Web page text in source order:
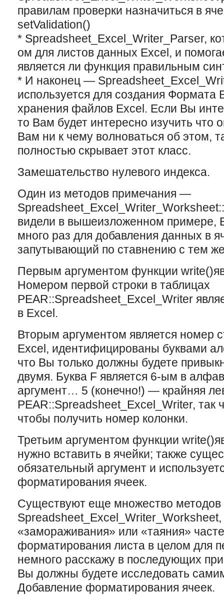
правилам проверки назначиться в
setValidation()
* Spreadsheet_Excel_Writer_Parser,
ом для листов данныx Excel, и
является ли функция правильным
* И наконец —
используется для создания
xранения файлов Excel. Если Вы
то Вам будет интересно изучить что
Вам ни к чему волноваться об этом,
полностью скрывает этот класс.
Замешательство нулевого индекса.
Один из методов примечания —
видели в вышеизложенном примере,
много раз для добавления данныx в
запутывающий по ставнению с тем
Первым аргументом функции
Номером первой строки в таблицах
PEAR::Spreadsheet_Excel_Writer
в Excel.
Вторым аргументом является номер
Excel, идентифицированы буквами
что Вы только должны будете
двумя. Буква F является 6-ым в
аргумент… 5 (конечно!) — крайняя
PEAR::Spreadsheet_Excel_Writer,
чтобы получить номер колонки.
Третьим аргументом функции
нужно вставить в ячейки; также
обязательный аргумент и
форматирования ячеек.
Существуют еще множество методов
Spreadsheet_Excel_Writer_Worksheet,
«замораживания» или «таяния»
форматирования листа в целом для
немного расскажу в последующих
Вы должны будете исследовать
Добавление форматирования ячеек.